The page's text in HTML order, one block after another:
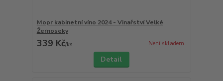
Mopr kabinetní víno 2024 - Vinařství Velké
Žernoseky
339 Kč/ks Není skladem
Detail